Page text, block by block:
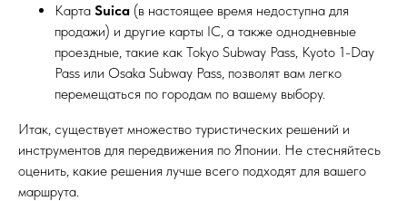
Карта Suica (в настоящее время недоступна для
продажи) и другие карты IC, а также однодневные
проездные, такие как Tokyo Subway Pass, Kyoto 1-Day
Pass или Osaka Subway Pass, позволят вам легко
перемещаться по городам по вашему выбору.
Итак, существует множество туристических решений и
инструментов для передвижения по Японии. Не стесняйтесь
оценить, какие решения лучше всего подходят для вашего
маршрута.